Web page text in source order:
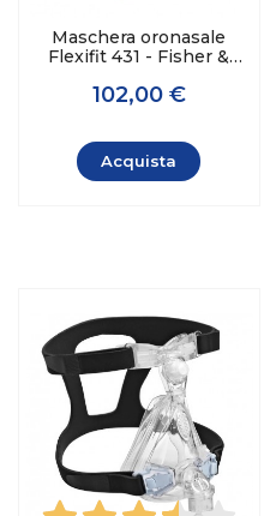
Maschera oronasale
Flexifit 431 - Fisher &
102,00 €
Acquista